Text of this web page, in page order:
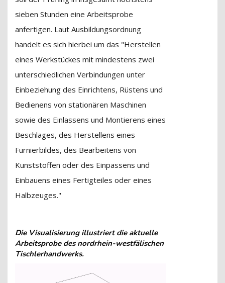
sieben Stunden eine Arbeitsprobe
anfertigen. Laut Ausbildungsordnung
handelt es sich hierbei um das "Herstellen
eines Werkstückes mit mindestens zwei
unterschiedlichen Verbindungen unter
Einbeziehung des Einrichtens, Rüstens und
Bedienens von stationären Maschinen
sowie des Einlassens und Montierens eines
Beschlages, des Herstellens eines
Furnierbildes, des Bearbeitens von
Kunststoffen oder des Einpassens und
Einbauens eines Fertigteiles oder eines
Halbzeuges."
Die Visualisierung illustriert die aktuelle
Arbeitsprobe des nordrhein-westfälischen
Tischlerhandwerks.